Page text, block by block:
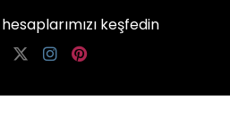
keşfedin